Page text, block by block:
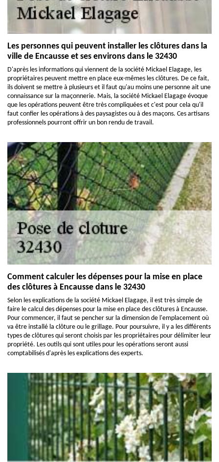
Les personnes qui peuvent installer les clôtures dans la
ville de Encausse et ses environs dans le 32430
D'après les informations qui viennent de la société Mickael Elagage, les
propriétaires peuvent mettre en place eux-mêmes les clôtures. De ce fait,
ils doivent se mettre à plusieurs et il faut qu'au moins une personne ait une
connaissance sur la maçonnerie. Mais, la société Mickael Elagage évoque
que les opérations peuvent être très compliquées et c'est pour cela qu'il
faut confier les opérations à des paysagistes ou à des maçons. Ces artisans
professionnels pourront offrir un bon rendu de travail.
Comment calculer les dépenses pour la mise en place
des clôtures à Encausse dans le 32430
Selon les explications de la société Mickael Elagage, il est très simple de
faire le calcul des dépenses pour la mise en place des clôtures à Encausse.
Pour commencer, il faut se pencher sur la dimension de l'emplacement où
va être installé la clôture ou le grillage. Pour poursuivre, il y a les différents
types de clôtures qui seront choisis par les propriétaires pour délimiter leur
propriété. Les outils qui sont utiles pour les opérations seront aussi
comptabilisés d'après les explications des experts.